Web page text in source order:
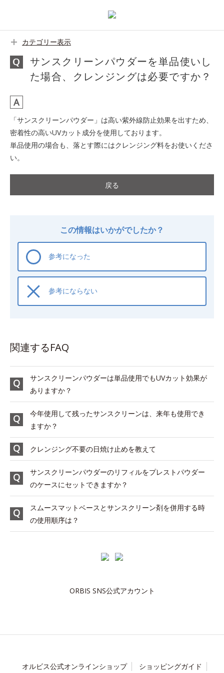
カテゴリー表示
サンスクリーンパウダーを単品使いし
た場合、クレンジングは必要ですか？
「サンスクリーンパウダー」は高い紫外線防止効果を出すため、
密着性の高いUVカット成分を使用しております。
単品使用の場合も、落とす際にはクレンジング料をお使いくださ
い。
戻る
この情報はいかがでしたか？
参考になった
参考にならない
関連するFAQ
サンスクリーンパウダーは単品使用でもUVカット効果が
ありますか？
今年使用して残ったサンスクリーンは、来年も使用でき
ますか？
クレンジング不要の日焼け止めを教えて
サンスクリーンパウダーのリフィルをプレストパウダー
のケースにセットできますか？
スムースマットベースとサンスクリーン剤を併用する時
の使用順序は？
ORBIS SNS公式アカウント
オルビス公式オンラインショップ ショッピングガイド